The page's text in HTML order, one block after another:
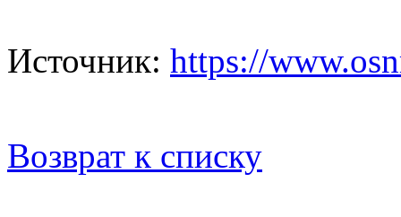
Источник: https://
Возврат к списку